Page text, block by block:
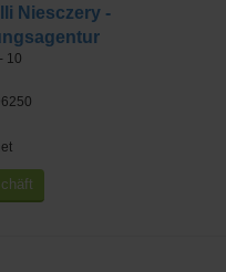
Niesczery -
10